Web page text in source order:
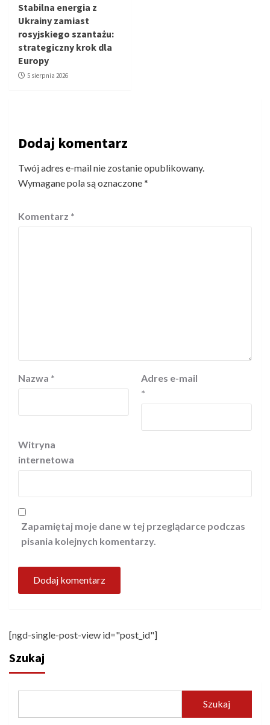
Stabilna energia z
Ukrainy zamiast
rosyjskiego szantażu:
strategiczny krok dla
Europy
5 sierpnia 2026
Dodaj komentarz
Twój adres e-mail nie zostanie opublikowany.
Wymagane pola są oznaczone*
Komentarz *
Nazwa *
Adres e-mail
*
Witryna
internetowa
Zapamiętaj moje dane w tej przeglądarce podczas
pisania kolejnych komentarzy.
[ngd-single-post-view id="post_id"]
Szukaj
Szukaj